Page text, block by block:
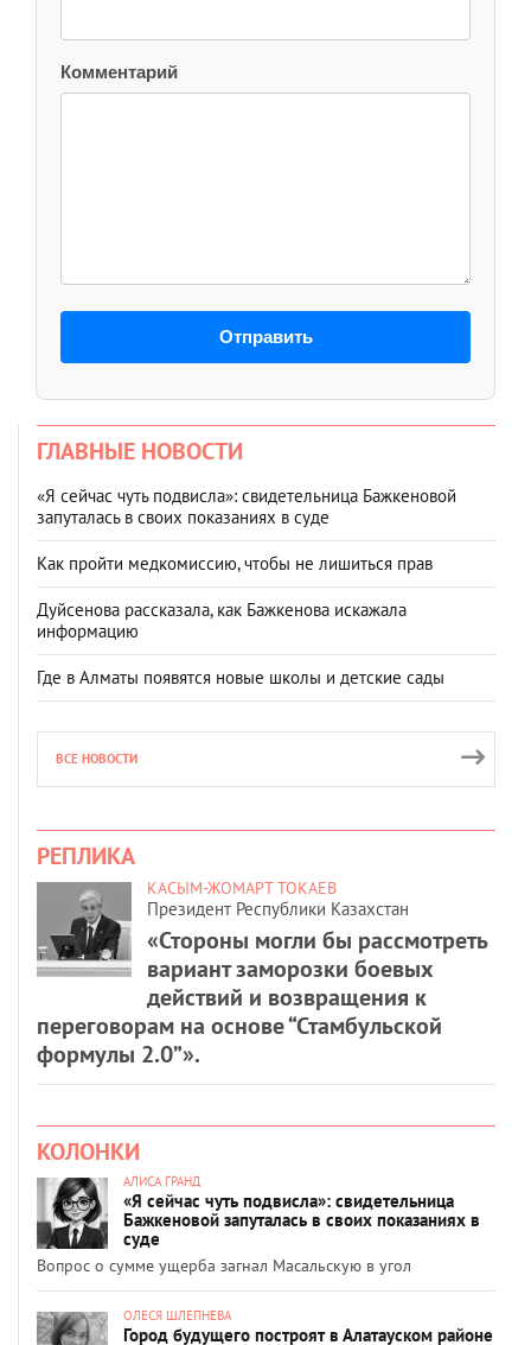
Комментарий
Отправить
ГЛАВНЫЕ НОВОСТИ
«Я сейчас чуть подвисла»: свидетельница Бажкеновой
запуталась в своих показаниях в суде
Как пройти медкомиссию, чтобы не лишиться прав
Дуйсенова рассказала, как Бажкенова искажала
информацию
Где в Алматы появятся новые школы и детские сады
ВСЕ НОВОСТИ
РЕПЛИКА
КАСЫМ-ЖОМАРТ ТОКАЕВ
Президент Республики Казахстан
«Стороны могли бы рассмотреть
вариант заморозки боевых
действий и возвращения к
переговорам на основе “Стамбульской
формулы 2.0”».
КОЛОНКИ
АЛИСА ГРАНД
«Я сейчас чуть подвисла»: свидетельница
Бажкеновой запуталась в своих показаниях в
суде
Вопрос о сумме ущерба загнал Масальскую в угол
ОЛЕСЯ ШЛЕПНЕВА
Город будущего построят в Алатауском районе